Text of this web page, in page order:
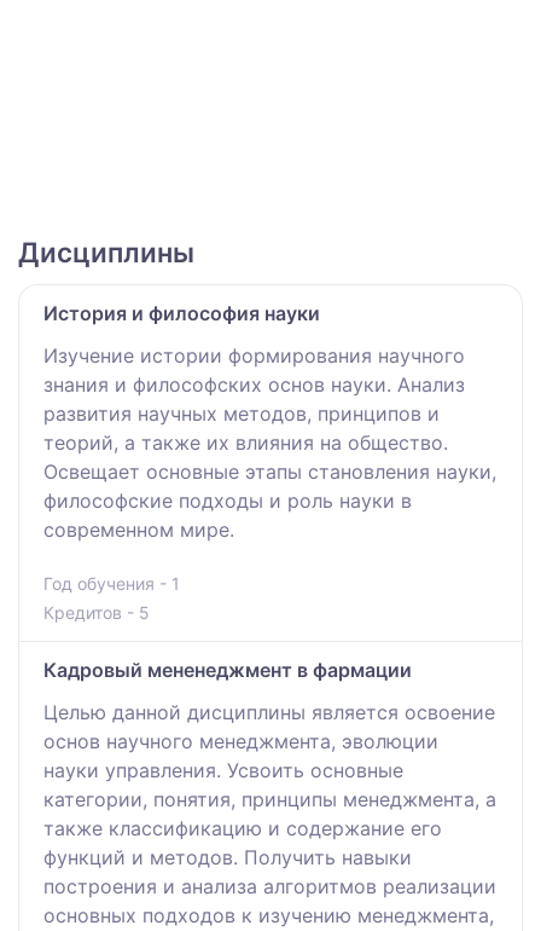
Дисциплины
История и философия науки
Изучение истории формирования научного
знания и философских основ науки. Анализ
развития научных методов, принципов и
теорий, а также их влияния на общество.
Освещает основные этапы становления науки,
философские подходы и роль науки в
современном мире.
Год обучения - 1
Кредитов - 5
Кадровый мененеджмент в фармации
Целью данной дисциплины является освоение
основ научного менеджмента, эволюции
науки управления. Усвоить основные
категории, понятия, принципы менеджмента, а
также классификацию и содержание его
функций и методов. Получить навыки
построения и анализа алгоритмов реализации
основных подходов к изучению менеджмента,